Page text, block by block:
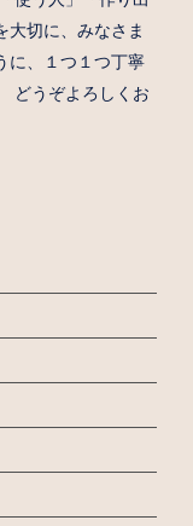
大切に、みなさま
に、１つ１つ丁寧
どうぞよろしくお